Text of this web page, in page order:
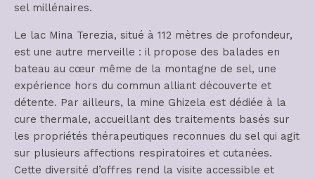
sel millénaires.
Le lac Mina Terezia, situé à 112 mètres de profondeur,
est une autre merveille : il propose des balades en
bateau au cœur même de la montagne de sel, une
expérience hors du commun alliant découverte et
détente. Par ailleurs, la mine Ghizela est dédiée à la
cure thermale, accueillant des traitements basés sur
les propriétés thérapeutiques reconnues du sel qui agit
sur plusieurs affections respiratoires et cutanées.
Cette diversité d’offres rend la visite accessible et